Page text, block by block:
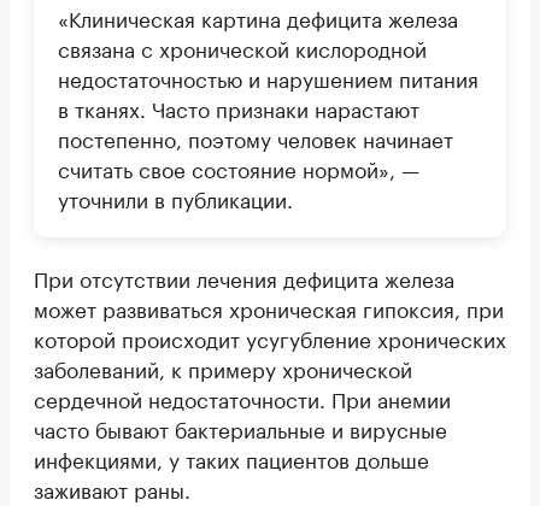
«Клиническая картина дефицита железа
связана с хронической кислородной
недостаточностью и нарушением питания
в тканях. Часто признаки нарастают
постепенно, поэтому человек начинает
считать свое состояние нормой», —
уточнили в публикации.
При отсутствии лечения дефицита железа
может развиваться хроническая гипоксия, при
которой происходит усугубление хронических
заболеваний, к примеру хронической
сердечной недостаточности. При анемии
часто бывают бактериальные и вирусные
инфекциями, у таких пациентов дольше
заживают раны.